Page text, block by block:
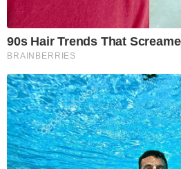
90s Hair Trends That
BRAINBERRIES